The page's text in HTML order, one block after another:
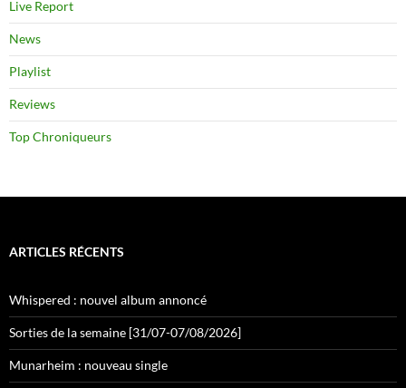
Live Report
News
Playlist
Reviews
Top Chroniqueurs
ARTICLES RÉCENTS
Whispered : nouvel album annoncé
Sorties de la semaine [31/07-07/08/2026]
Munarheim : nouveau single